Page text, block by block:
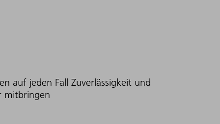
auf jeden Fall Zuverlässigkeit und
mitbringen